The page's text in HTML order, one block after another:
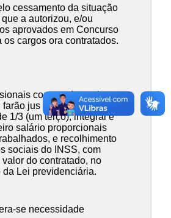
cessamento da situação
a autorizou, e/ou
aprovados em Concurso
os cargos ora contratados.
contratados pela
farão jus a férias
1/3 (um terço), integral e
salário proporcionais
e recolhimento
sociais do INSS, com
do contratado, no
da Lei previdenciária.
se necessidade